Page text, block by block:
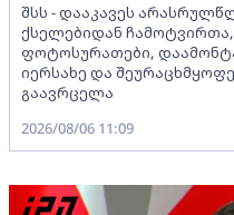
შსს - დააკავეს
ქსელებიდან
ფოტოსურათები,
იერსახე და
გაავრცელა
2026/08/06 11:09